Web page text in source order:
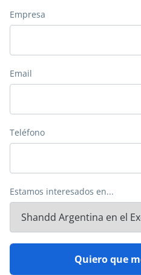
Empresa
Email
Teléfono
Estamos interesados en...
Quiero que